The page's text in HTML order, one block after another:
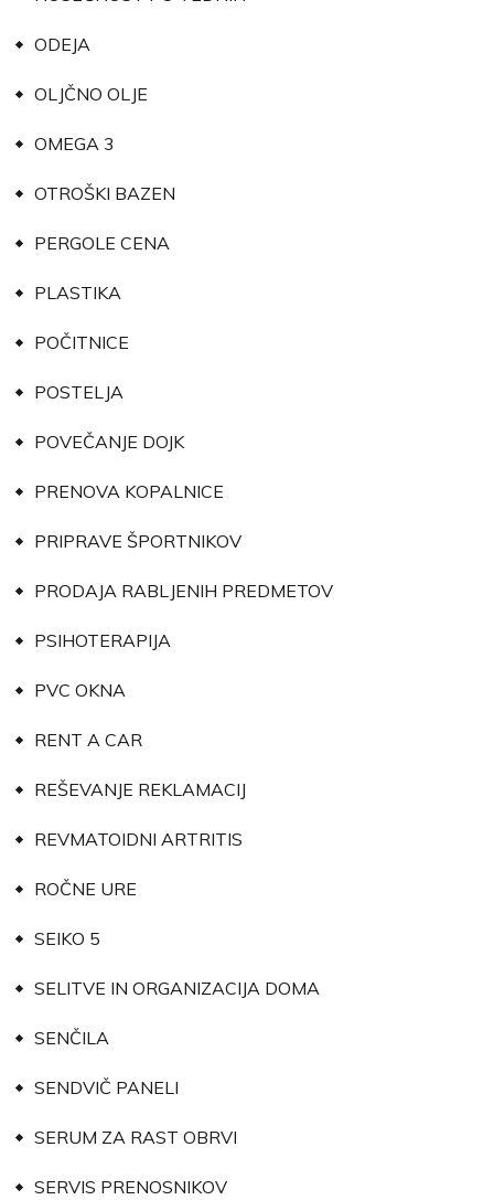
ODEJA
OLJČNO OLJE
OMEGA 3
OTROŠKI BAZEN
PERGOLE CENA
PLASTIKA
POČITNICE
POSTELJA
POVEČANJE DOJK
PRENOVA KOPALNICE
PRIPRAVE ŠPORTNIKOV
PRODAJA RABLJENIH PREDMETOV
PSIHOTERAPIJA
PVC OKNA
RENT A CAR
REŠEVANJE REKLAMACIJ
REVMATOIDNI ARTRITIS
ROČNE URE
SEIKO 5
SELITVE IN ORGANIZACIJA DOMA
SENČILA
SENDVIČ PANELI
SERUM ZA RAST OBRVI
SERVIS PRENOSNIKOV